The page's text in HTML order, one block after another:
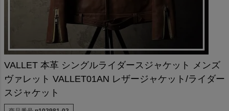
VALLET 本革 シングルライダースジャケット メンズ
ヴァレット VALLET01AN レザージャケット/ライダー
スジャケット